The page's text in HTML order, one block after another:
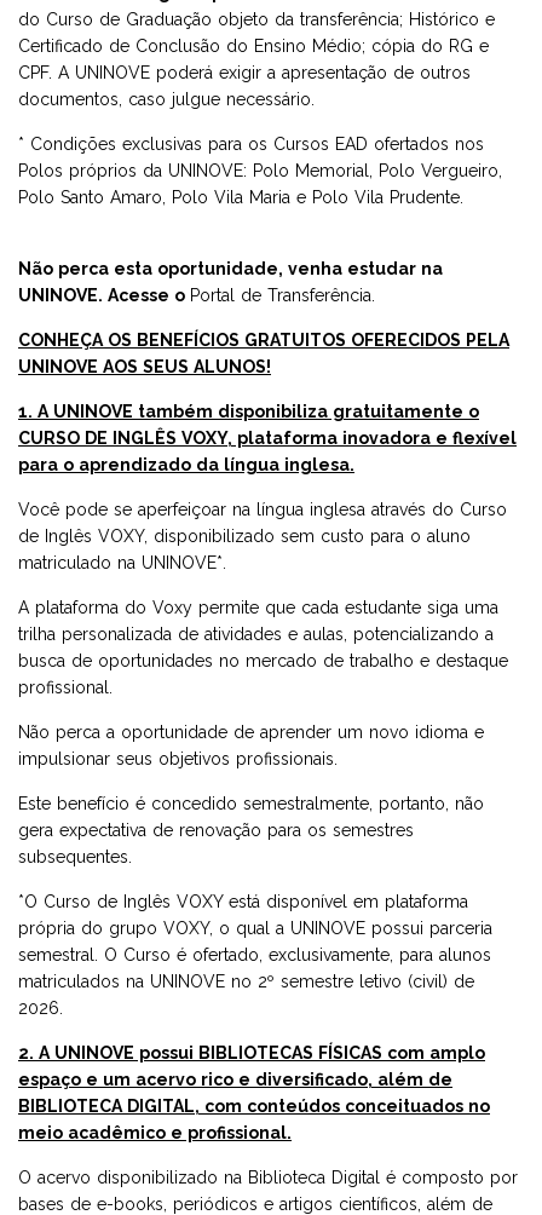
do Curso de Graduação objeto da transferência; Histórico e
Certificado de Conclusão do Ensino Médio; cópia do RG e
CPF. A UNINOVE poderá exigir a apresentação de outros
documentos, caso julgue necessário.
* Condições exclusivas para os Cursos EAD ofertados nos
Polos próprios da UNINOVE: Polo Memorial, Polo Vergueiro,
Polo Santo Amaro, Polo Vila Maria e Polo Vila Prudente.
Não perca esta oportunidade, venha estudar na
UNINOVE. Acesse o Portal de Transferência.
CONHEÇA OS BENEFÍCIOS GRATUITOS OFERECIDOS PELA
UNINOVE AOS SEUS ALUNOS!
1. A UNINOVE também disponibiliza gratuitamente o
CURSO DE INGLÊS VOXY, plataforma inovadora e flexível
para o aprendizado da língua inglesa.
Você pode se aperfeiçoar na língua inglesa através do Curso
de Inglês VOXY, disponibilizado sem custo para o aluno
matriculado na UNINOVE*.
A plataforma do Voxy permite que cada estudante siga uma
trilha personalizada de atividades e aulas, potencializando a
busca de oportunidades no mercado de trabalho e destaque
profissional.
Não perca a oportunidade de aprender um novo idioma e
impulsionar seus objetivos profissionais.
Este benefício é concedido semestralmente, portanto, não
gera expectativa de renovação para os semestres
subsequentes.
*O Curso de Inglês VOXY está disponível em plataforma
própria do grupo VOXY, o qual a UNINOVE possui parceria
semestral. O Curso é ofertado, exclusivamente, para alunos
matriculados na UNINOVE no 2º semestre letivo (civil) de
2026.
2. A UNINOVE possui BIBLIOTECAS FÍSICAS com amplo
espaço e um acervo rico e diversificado, além de
BIBLIOTECA DIGITAL, com conteúdos conceituados no
meio acadêmico e profissional.
O acervo disponibilizado na Biblioteca Digital é composto por
bases de e-books, periódicos e artigos científicos, além de